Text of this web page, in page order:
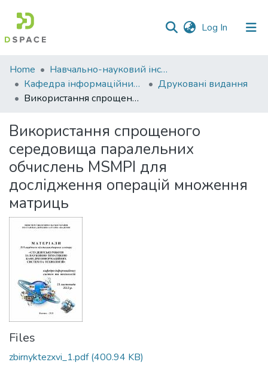
Log In (current)
Communities
&
Collections
Statistics
Home
Навчально-науковий інститут економіки, управління, права та інформаційних технологій
Кафедра інформаційних систем та технологій
Друковані видання
Використання спрощеного середовища паралельних обчислень MSMPI для дослідження операцій множення матриць
Використання спрощеного
середовища паралельних
обчислень MSMPI для
дослідження операцій множення
матриць
Files
zbirnyktezxvi_1.pdf(400.94 KB)